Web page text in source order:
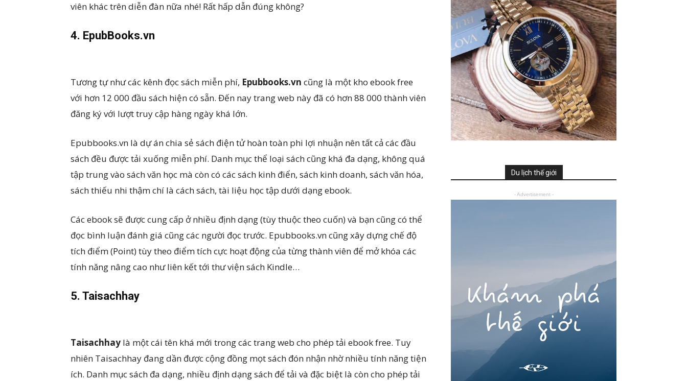
viên khác trên diễn đàn nữa nhé! Rất hấp dẫn đúng không?
4. EpubBooks.vn
Tương tự như các kênh đọc sách miễn phí, Epubbooks.vn cũng là một kho ebook free
với hơn 12 000 đầu sách hiện có sẵn. Đến nay trang web này đã có hơn 88 000 thành viên
đăng ký với lượt truy cập hàng ngày khá lớn.
Epubbooks.vn là dự án chia sẻ sách điện tử hoàn toàn phi lợi nhuận nên tất cả các đầu
sách đều được tải xuống miễn phí. Danh mục thể loại sách cũng khá đa dạng, không quá
tập trung vào sách văn học mà còn có các sách kinh điển, sách kinh doanh, sách văn hóa,
sách thiếu nhi thậm chí là cách sách, tài liệu học tập dưới dạng ebook.
Các ebook sẽ được cung cấp ở nhiều định dạng (tùy thuộc theo cuốn) và bạn cũng có thể
đọc bình luận đánh giá cũng các người đọc trước. Epubbooks.vn cũng xây dựng chế độ
tích điểm (Point) tùy theo điểm tích cực hoạt động của từng thành viên để mở khóa các
tính năng nâng cao như liên kết tới thư viện sách Kindle…
5. Taisachhay
Taisachhay là một cái tên khá mới trong các trang web cho phép tải ebook free. Tuy
nhiên Taisachhay đang dần được cộng đồng mọt sách đón nhận nhờ nhiều tính năng tiện
ích. Danh mục sách đa dạng, nhiều định dạng sách để tải và đặc biệt là còn cho phép tải
Du lịch thế giới
- Advertisement -